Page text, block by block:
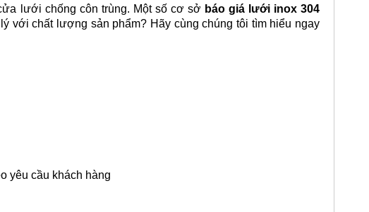
lưới chống côn trùng. Một số cơ sở báo giá lưới inox 304
với chất lượng sản phẩm? Hãy cùng chúng tôi tìm hiểu ngay
yêu cầu khách hàng